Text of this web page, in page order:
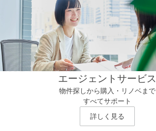
エージェントサービス
物件探しから購入・リノベまで
すべてサポート
詳しく見る